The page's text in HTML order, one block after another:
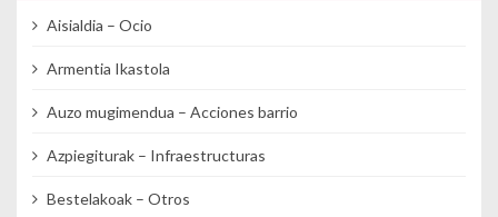
Aisialdia – Ocio
Armentia Ikastola
Auzo mugimendua – Acciones barrio
Azpiegiturak – Infraestructuras
Bestelakoak – Otros